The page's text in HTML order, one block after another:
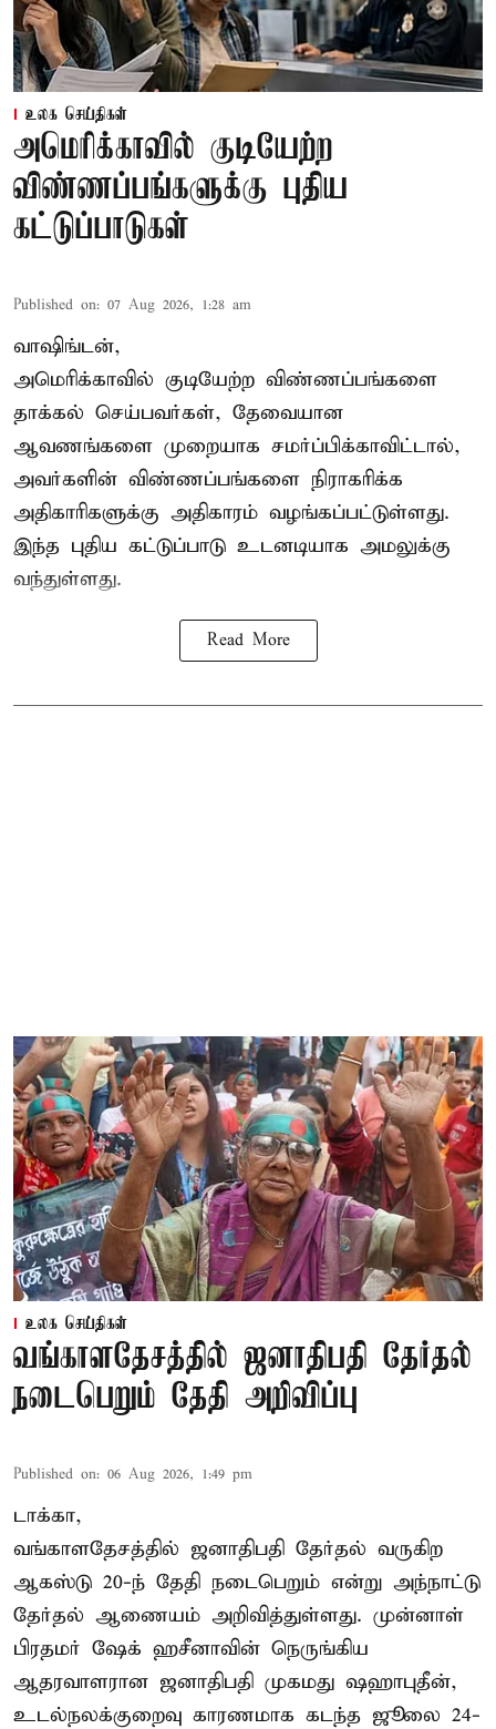
உலக செய்திகள்
அமெரிக்காவில் குடியேற்ற
விண்ணப்பங்களுக்கு புதிய
கட்டுப்பாடுகள்
Published on: 07 Aug 2026, 1:28 am
வாஷிங்டன்,
அமெரிக்காவில் குடியேற்ற விண்ணப்பங்களை
தாக்கல் செய்பவர்கள், தேவையான
ஆவணங்களை முறையாக சமர்ப்பிக்காவிட்டால்,
அவர்களின் விண்ணப்பங்களை நிராகரிக்க
அதிகாரிகளுக்கு அதிகாரம் வழங்கப்பட்டுள்ளது.
இந்த புதிய கட்டுப்பாடு உடனடியாக அமலுக்கு
வந்துள்ளது.
Read More
உலக செய்திகள்
வங்காளதேசத்தில் ஜனாதிபதி தேர்தல்
நடைபெறும் தேதி அறிவிப்பு
Published on: 06 Aug 2026, 1:49 pm
டாக்கா,
வங்காளதேசத்தில் ஜனாதிபதி தேர்தல் வருகிற
ஆகஸ்டு 20-ந் தேதி நடைபெறும் என்று அந்நாட்டு
தேர்தல் ஆணையம் அறிவித்துள்ளது. முன்னாள்
பிரதமர் ஷேக் ஹசீனாவின் நெருங்கிய
ஆதரவாளரான ஜனாதிபதி முகமது ஷஹாபுதீன்,
உடல்நலக்குறைவு காரணமாக கடந்த ஜூலை 24-